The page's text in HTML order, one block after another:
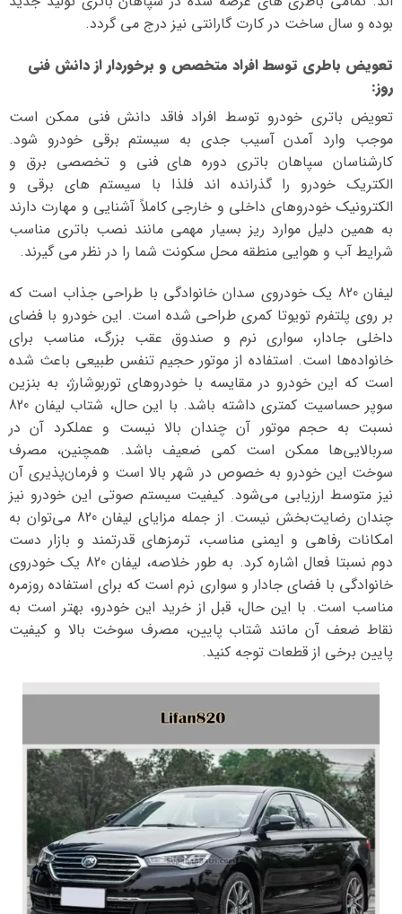
بوده و سال ساخت در کارت گارانتی نیز درج می گردد.
تعویض باطری توسط افراد متخصص و برخوردار از دانش فنی
روز:
تعویض باتری خودرو توسط افراد فاقد دانش فنی ممکن است
موجب وارد آمدن آسیب جدی به سیستم برقی خودرو شود.
کارشناسان سپاهان باتری دوره های فنی و تخصصی برق و
الکتریک خودرو را گذرانده اند فلذا با سیستم های برقی و
الکترونیک خودروهای داخلی و خارجی کاملاً آشنایی و مهارت دارند
به همین دلیل موارد ریز بسیار مهمی مانند نصب باتری مناسب
شرایط آب و هوایی منطقه محل سکونت شما را در نظر می گیرند.
لیفان 820 یک خودروی سدان خانوادگی با طراحی جذاب است که
بر روی پلتفرم تویوتا کمری طراحی شده است. این خودرو با فضای
داخلی جادار، سواری نرم و صندوق عقب بزرگ، مناسب برای
خانواده‌ها است. استفاده از موتور حجیم تنفس طبیعی باعث شده
است که این خودرو در مقایسه با خودروهای توربوشارژ، به بنزین
سوپر حساسیت کمتری داشته باشد. با این حال، شتاب لیفان 820
نسبت به حجم موتور آن چندان بالا نیست و عملکرد آن در
سربالایی‌ها ممکن است کمی ضعیف باشد. همچنین، مصرف
سوخت این خودرو به خصوص در شهر بالا است و فرمان‌پذیری آن
نیز متوسط ارزیابی می‌شود. کیفیت سیستم صوتی این خودرو نیز
چندان رضایت‌بخش نیست. از جمله مزایای لیفان 820 می‌توان به
امکانات رفاهی و ایمنی مناسب، ترمزهای قدرتمند و بازار دست
دوم نسبتا فعال اشاره کرد. به طور خلاصه، لیفان 820 یک خودروی
خانوادگی با فضای جادار و سواری نرم است که برای استفاده روزمره
مناسب است. با این حال، قبل از خرید این خودرو، بهتر است به
نقاط ضعف آن مانند شتاب پایین، مصرف سوخت بالا و کیفیت
پایین برخی از قطعات توجه کنید.